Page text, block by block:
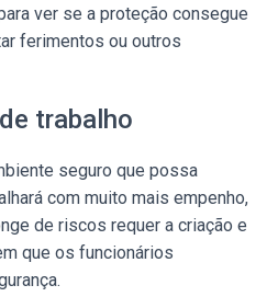
ver se a proteção consegue
ferimentos ou outros
trabalho
seguro que possa
com muito mais empenho,
de riscos requer a criação e
que os funcionários